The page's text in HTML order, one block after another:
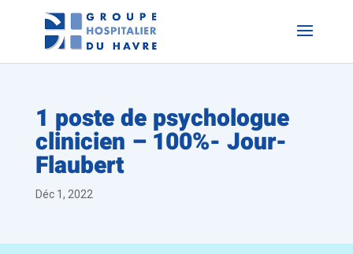
1 poste de psychologue
clinicien – 100%- Jour-
Flaubert
Déc 1, 2022